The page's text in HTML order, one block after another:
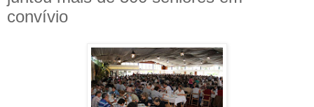
convívio